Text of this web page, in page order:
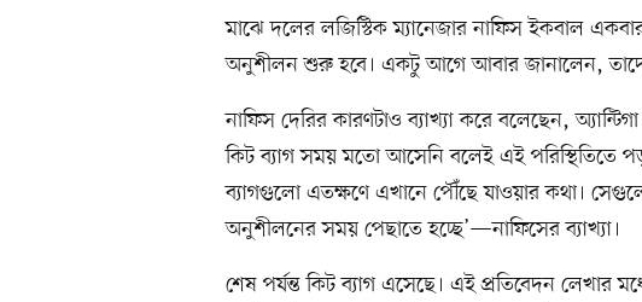
মাঝে দলের লজিস্টিক ম্যানেজার নাফিস ইকবাল
অনুশীলন শুরু হবে। একটু আগে আবার জানালেন,
নাফিস দেরির কারণটাও ব্যাখ্যা করে বলেছেন,
কিট ব্যাগ সময় মতো আসেনি বলেই এই পরিস্থিতিতে
ব্যাগগুলো এতক্ষণে এখানে পৌঁছে যাওয়ার কথা।
অনুশীলনের সময় পেছাতে হচ্ছে’—নাফিসের ব্যাখ্যা।
শেষ পর্যন্ত কিট ব্যাগ এসেছে। এই প্রতিবেদন লেখার